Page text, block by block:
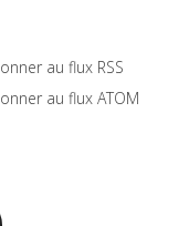
au flux RSS
au flux ATOM